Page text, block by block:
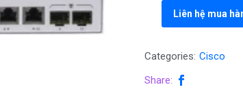
Liên hệ mua
Categories: Cisco
Share: